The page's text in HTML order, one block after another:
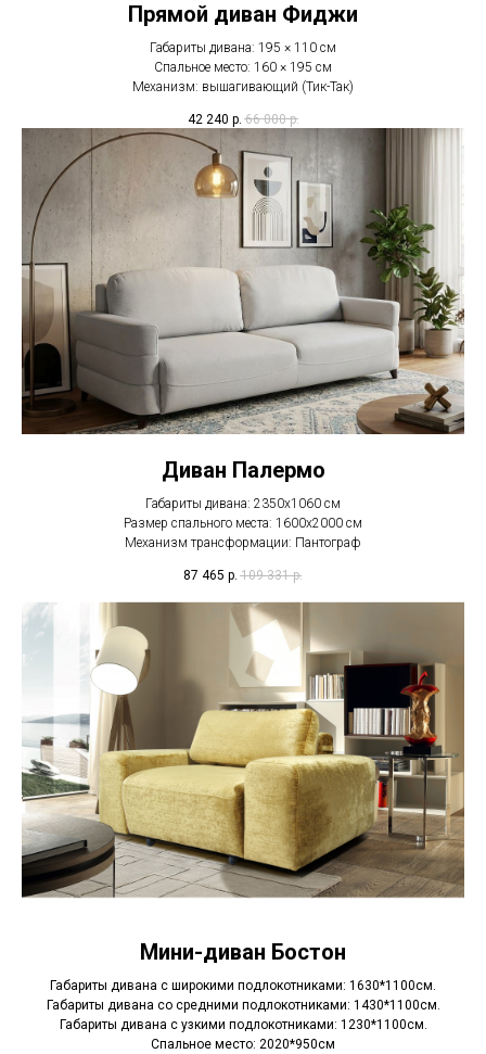
Прямой диван Фиджи
Габариты дивана: 195 × 110 см
Спальное место: 160 × 195 см
Механизм: вышагивающий (Тик-Так)
42 240 р. 66 000 р.
Диван Палермо
Габариты дивана: 2350х1060 см
Размер спального места: 1600х2000 см
Механизм трансформации: Пантограф
87 465 р. 109 331 р.
Мини-диван Бостон
Габариты дивана с широкими подлокотниками: 1630*1100см.
Габариты дивана со средними подлокотниками: 1430*1100см.
Габариты дивана с узкими подлокотниками: 1230*1100см.
Спальное место: 2020*950см